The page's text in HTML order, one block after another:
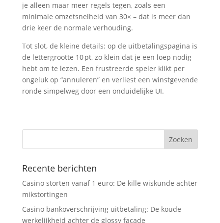
je alleen maar meer regels tegen, zoals een
minimale omzetsnelheid van 30× – dat is meer dan
drie keer de normale verhouding.
Tot slot, de kleine details: op de uitbetalingspagina is
de lettergrootte 10 pt, zo klein dat je een loep nodig
hebt om te lezen. Een frustreerde speler klikt per
ongeluk op “annuleren” en verliest een winstgevende
ronde simpelweg door een onduidelijke UI.
Recente berichten
Casino storten vanaf 1 euro: De kille wiskunde achter
mikstortingen
Casino bankoverschrijving uitbetaling: De koude
werkelijkheid achter de glossy façade